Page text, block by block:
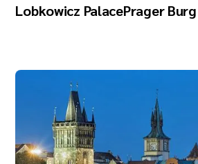
Lobkowicz PalacePrager Burg